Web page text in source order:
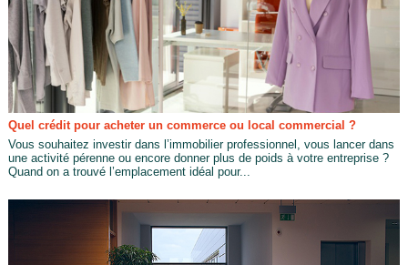
Quel crédit pour acheter un commerce ou local commercial ?
Vous souhaitez investir dans l’immobilier professionnel, vous lancer dans
une activité pérenne ou encore donner plus de poids à votre entreprise ?
Quand on a trouvé l’emplacement idéal pour...